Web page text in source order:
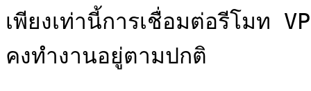
เพียงเท่านี้การเชื่อมต่อรีโมท
คงทำงานอยู่ตามปกติ